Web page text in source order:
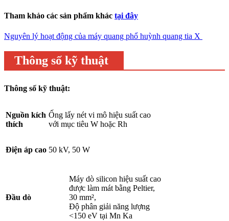
Tham khảo các sản phẩm khác tại đây
Nguyên lý hoạt động của máy quang phổ huỳnh quang tia X
Thông số kỹ thuật
Thông số kỹ thuật:
Nguồn kích
thích
Ống lấy nét vi mô hiệu suất cao
với mục tiêu W hoặc Rh
Điện áp cao 50 kV, 50 W
Đầu dò
Máy dò silicon hiệu suất cao
được làm mát bằng Peltier,
30 mm²,
Độ phân giải năng lượng
<150 eV tại Mn Ka